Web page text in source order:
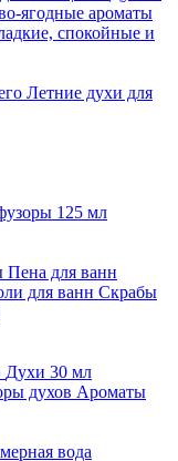
ягодные ароматы
спокойные и
Летние духи для
125 мл
Пена для ванн
для ванн Скрабы
Духи 30 мл
духов Ароматы
вода